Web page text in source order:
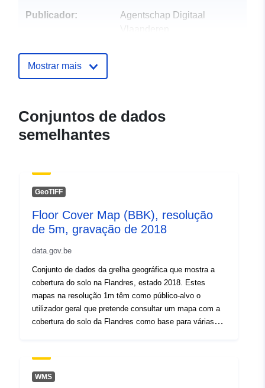
Publicador:
Agentschap Digitaal
Vlaanderen
Pontos de
vlaanderen
Espacial: Coordenadas:
] ]
Tipo: Polygon
Está em
Recurso:
Origem:
Mostrar mais
Conjuntos de dados
semelhantes
GeoTIFF
Floor Cover Map (BBK), resolução
de 5m, gravação de 2018
data.gov.be
Conjunto de dados da grelha geográfica que mostra a
cobertura do solo na Flandres, estado 2018. Estes
mapas na resolução 1m têm como público-alvo o
utilizador geral que pretende consultar um mapa com a
cobertura do solo da Flandres como base para várias
WMS